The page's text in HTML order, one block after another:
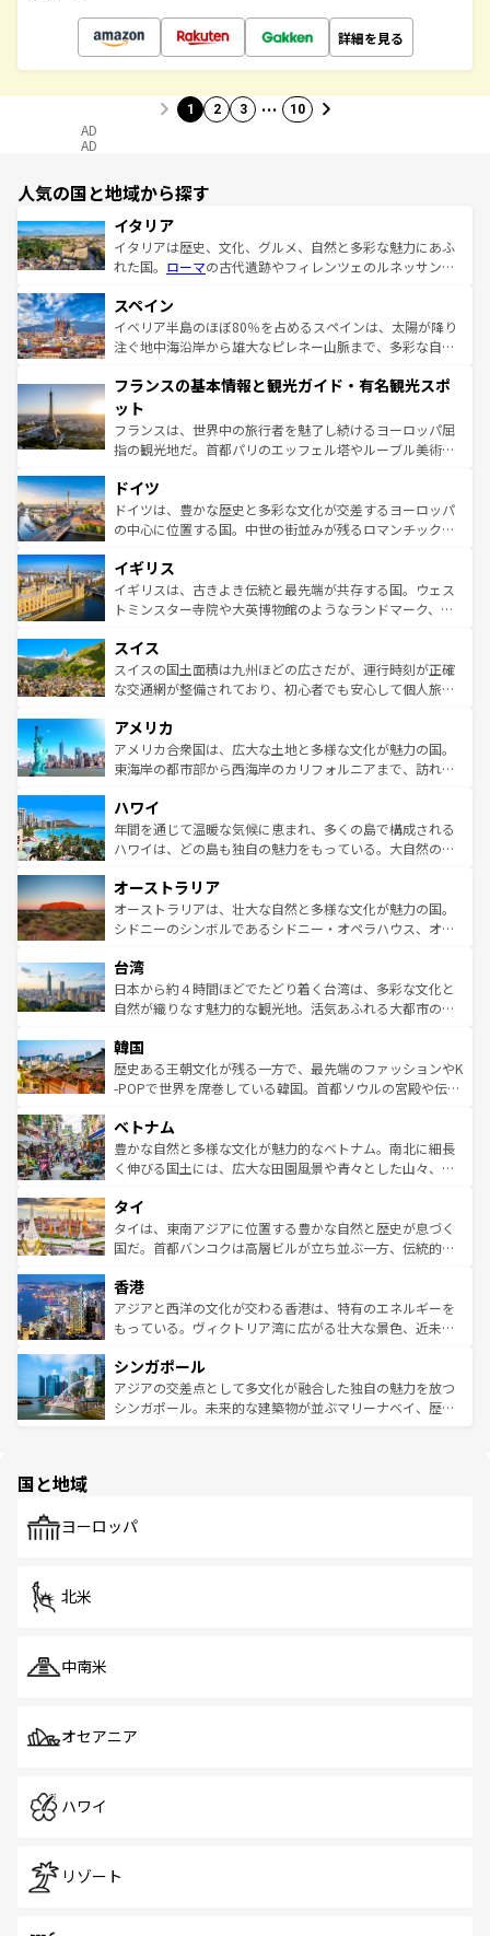
詳細を見る
1 2 3 … 10
AD
AD
人気の国と地域から探す
イタリア
イタリアは歴史、文化、グルメ、自然と多彩な魅力にあふ
れた国。 ローマの古代遺跡やフィレンツェのルネッサンス
ろん、トスカーナの美しい田園風景やアマルフィ海岸の絶
景など、自然景観も見逃せない。観光の合間には、本場の
ピザやパスタなど、絶品のイタリア料理を堪能することも
ませてくれるイタリアで、忘れられない旅をしてみよう！
なお、新着のイタリア情報は
しい。
スペイン
イベリア半島のほぼ80％を占めるスペインは、太陽が降り
注ぐ地中海沿岸から雄大なピレネー山脈まで、多彩な自然
文化が根付くこの国では、情熱的なフラメンコ、熱気あふ
れる闘牛、そして美味しいタパスが生活の一部となってい
る。首都マドリードの洗練された雰囲気や、バルセロナの
アートに溢れた街角から、地方では古代ローマ遺跡や中世
せる。地方によって風土や気候が異なるスペインはその個
性で訪れる人を魅了する。 なお、新着のスペイン情報は コ
ンテンツ一覧を参照してほしい。
フランスの基本情報と観光ガイド・有名観光スポ
ット
フランスは、世界中の旅行者を魅了し続けるヨーロッパ屈
指の観光地だ。首都パリのエッフェル塔やルーブル美術館
で、幅広い魅力が詰まっている。華麗な宮殿、歴史的な大
聖堂、美しいビーチ、そして豊かな自然が、訪れる者を心
から魅了する。また、フランスは美食の国としても知ら
いる。シャンパンの発祥地であるランス、プロヴァンスの
香り高いラベンダー畑など、多彩な楽しみ方が可能だ。さ
らに、パリ以外の地域にも魅力が溢れており、どの街角に
れる地方に足を運ぶとそれぞれで全く異なる文化を体験で
きるだろう。 なお、新着のフランス情報はコンテンツ一覧
を参照してほしい。
ドイツ
ドイツは、豊かな歴史と多彩な文化が交差するヨーロッパ
の中心に位置する国。中世の街並みが残るロマンチック街
顔を持つこの国は、どこを歩いても飽きることがない。ベ
ルリンの文化的活気、バイエルン州のアルプスの絶景、そ
してライン川沿いのワイン畑といった風景は必見。ビール
は、お酒好きな人にはぜひ体験してほしい。 なお、新着の
ドイツ情報はコンテンツ一覧を参照してほしい。
イギリス
イギリスは、古きよき伝統と最先端が共存する国。ウェス
トミンスター寺院や大英博物館のようなランドマーク、歴
リアごとに異なる魅力がある。また、優雅なアフタヌーン
ティー、ビール好きにはたまらない英国パブ、サッカー観
戦など、本場だからこそできる体験も豊富。イギリスを旅
ンツ一覧を参照してほしい。
スイス
スイスの国土面積は九州ほどの広さだが、運行時刻が正確
な交通網が整備されており、初心者でも安心して個人旅行
の建物がそのまま残る町や、スイスならではのユニークな
博物館もあり、アルプス観光だけでなく町歩きも満喫する
ことができる。国民の所得が高いため物価も高いが、旅行
ば市内交通費無料で観光を楽しむこともできる。 なお、新
着のスイス情報はコンテンツ一覧 を参照してほしい。
アメリカ
アメリカ合衆国は、広大な土地と多様な文化が魅力の国。
東海岸の都市部から西海岸のカリフォルニアまで、訪れる
のような巨大都市は、観光、ショッピング、エンターテイ
ンメントが詰まった刺激的なスポットだ。一方、アメリカ
西部には大自然が広がり、グランドキャニオンやイエロー
部のニューオーリンズでは、音楽と美食が融合した独特の
文化が魅力。旅行者はアメリカの各地域で異なる魅力を楽
しみながら、その多様性と豊かな歴史を感じることができ
ならではの贅沢な旅のスタイルだ。 なお、新着のアメリカ
情報はコンテンツ一覧を参照してほしい。
ハワイ
年間を通じて温暖な気候に恵まれ、多くの島で構成される
ハワイは、どの島も独自の魅力をもっている。大自然の神
ワイ島は見逃せない。また、定番の観光地といえばオアフ
島だが、静かな自然を求めるならマウイ島やカウアイ島が
おすすめ。エメラルドグリーンに輝く海をはじめ、豊かな
れるおもてなしの心で訪れる人々を迎えてくれるハワイの
人々、おいしいローカルフードやハワイアンミュージッ
ク、伝統的なフラダンスなど、すべてがハワイの魅力を彩
ワイを、存分に味わってほしい。 なお、新着のハワイ情報
はコンテンツ一覧を参照してほしい。
オーストラリア
オーストラリアは、壮大な自然と多様な文化が魅力の国。
シドニーのシンボルであるシドニー・オペラハウス、オー
リアリーフや大陸中央部にそびえるウルル（エアーズロッ
ク）、タスマニアの美しい原生林やケアンズの熱帯雨林な
ど、見どころがたくさん。また、カフェやワイン、オージ
いる。アクティビティも充実しており、サーフィンやダイ
ビング、ハイキングなど、アウトドア好きにはたまらな
い。オーストラリアの多彩な魅力を存分に味わいつくそ
参照してほしい。
台湾
日本から約４時間ほどでたどり着く台湾は、多彩な文化と
自然が織りなす魅力的な観光地。活気あふれる大都市の台
ン）、静ひつな山岳地帯である台湾東部など、都市の喧騒
と山間の静けさが共存しており、訪れる人に新しい発見と
驚きをもたらしてくれる。また、奥深い台湾の食文化も魅
容にもいいと評判のスイーツなど、バラエティ豊かな料理
が味わえる。 なお、新着の台湾情報は コンテンツ一覧を参
照してほしい。
韓国
歴史ある王朝文化が残る一方で、最先端のファッションやK
-POPで世界を席巻している韓国。首都ソウルの宮殿や伝統
き、地方に足を延ばせば四季折々の自然美を楽しむことが
できる。そして、キムチや焼肉、絶品のストリートフード
まで、さまざまな韓国料理が待っている。夜には、韓国な
リティに包まれながら、韓国の多彩な魅力を心ゆくまで味
わってみてほしい。 なお、新着の韓国情報はコンテンツ一
覧を参照してほしい。
ベトナム
豊かな自然と多様な文化が魅力的なベトナム。南北に細長
く伸びる国土には、広大な田園風景や青々とした山々、世
急速な発展と共に伝統が息づく。ハノイの古い町並みやホ
ーチミン市のフランス統治時代の建物も、独特の雰囲気を
醸し出している。また、バラエティの豊かさとおいしさで
とつ。フォーやバインミー、ベトナムコーヒーなどは、ぜ
ひ現地で味わいたい。どの地域を訪れてもあたたかい人々
が旅行者を迎えてくれるので、きっと忘れられない旅にな
参照してほしい。
タイ
タイは、東南アジアに位置する豊かな自然と歴史が息づく
国だ。首都バンコクは高層ビルが立ち並ぶ一方、伝統的な
の活気が交差している。北部ではチェンマイなどの山岳地
帯で自然と触れ合い、南部ではプーケットやクラビの美し
いビーチでリゾート気分を楽しむことができる。タイ料理
激する。気候は一年中温暖で、どの季節にも異なる楽しみ
が待っている。親しみやすいタイの人々、仏教を中心とし
た文化、そして多様な観光資源が、訪れる旅人を魅了し続
香港
アジアと西洋の文化が交わる香港は、特有のエネルギーを
もっている。ヴィクトリア湾に広がる壮大な景色、近未来
み、どこを訪れても感動するはず。観光スポットが密集し
ており、効率よく見どころを回れるのも魅力。息をのむよ
うな絶景から文化的な体験まで、香港を存分に楽しみ尽く
シンガポール
アジアの交差点として多文化が融合した独自の魅力を放つ
シンガポール。未来的な建築物が並ぶマリーナベイ、歴史
で、ホーカーズは地元の風情を楽しめる外せないスポット
国と地域
ヨーロッパ
北米
中南米
オセアニア
ハワイ
リゾート